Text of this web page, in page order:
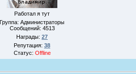
Работал я тут
Группа: Администраторы
Сообщений: 4513
Награды: 27
Репутация: 38
Статус: Offline